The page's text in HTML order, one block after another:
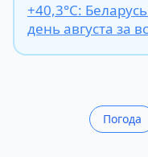
+40,3°С:
день августа за
Погода